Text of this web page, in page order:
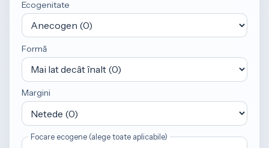
Ecogenitate
Formă
Margini
Focare ecogene (alege toate aplicabile)